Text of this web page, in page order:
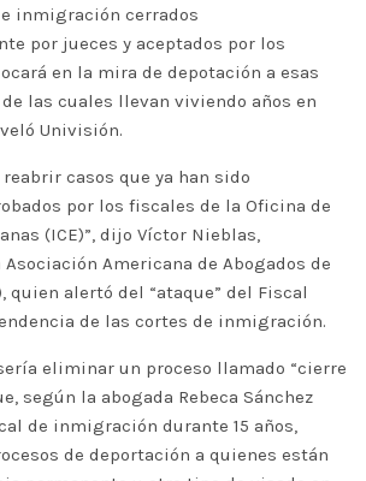
inmigración cerrados
por jueces y aceptados por los
en la mira de depotación a esas
las cuales llevan viviendo años en
Univisión.
casos que ya han sido
por los fiscales de la Oficina de
(ICE)”, dijo Víctor Nieblas,
Americana de Abogados de
quien alertó del “ataque” del Fiscal
de las cortes de inmigración.
eliminar un proceso llamado “cierre
según la abogada Rebeca Sánchez
de inmigración durante 15 años,
de deportación a quienes están